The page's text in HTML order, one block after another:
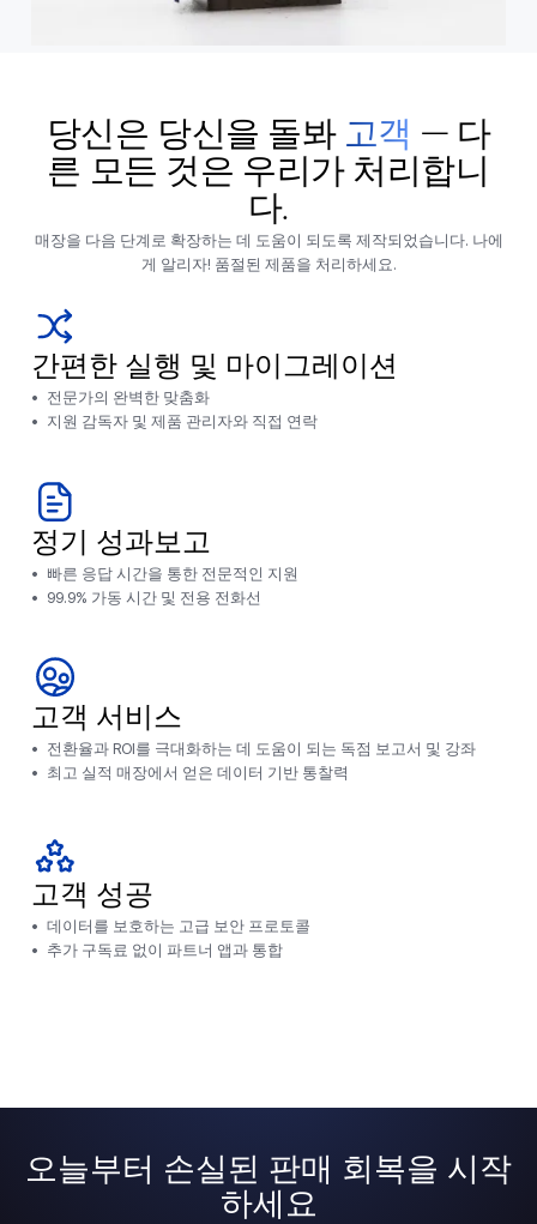
당신은 당신을 돌봐 고객 — 다
른 모든 것은 우리가 처리합니
다.
매장을 다음 단계로 확장하는 데 도움이 되도록 제작되었습니다. 나에
게 알리자! 품절된 제품을 처리하세요.
간편한 실행 및 마이그레이션
전문가의 완벽한 맞춤화
지원 감독자 및 제품 관리자와 직접 연락
정기 성과보고
빠른 응답 시간을 통한 전문적인 지원
99.9% 가동 시간 및 전용 전화선
고객 서비스
전환율과 ROI를 극대화하는 데 도움이 되는 독점 보고서 및 강좌
최고 실적 매장에서 얻은 데이터 기반 통찰력
고객 성공
데이터를 보호하는 고급 보안 프로토콜
추가 구독료 없이 파트너 앱과 통합
오늘부터 손실된 판매 회복을 시작
하세요